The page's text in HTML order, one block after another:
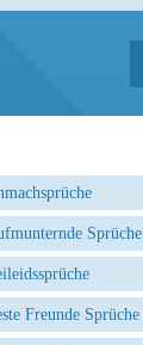
Sprüche
Freunde Sprüche